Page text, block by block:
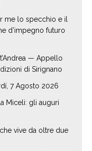
me lo specchio e il
d’impegno futuro
— Appello
di Sirignano
7 Agosto 2026
Miceli: gli auguri
vive da oltre due